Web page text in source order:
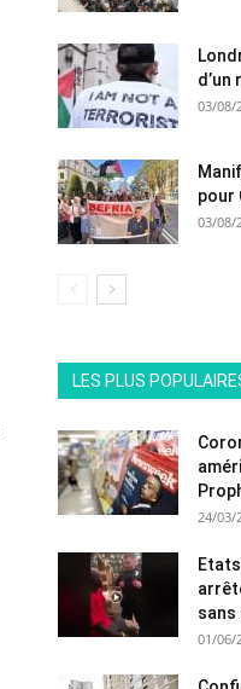
d’un
03/08/
pour
03/08/
LES PLUS
24/03/
sans
01/06/